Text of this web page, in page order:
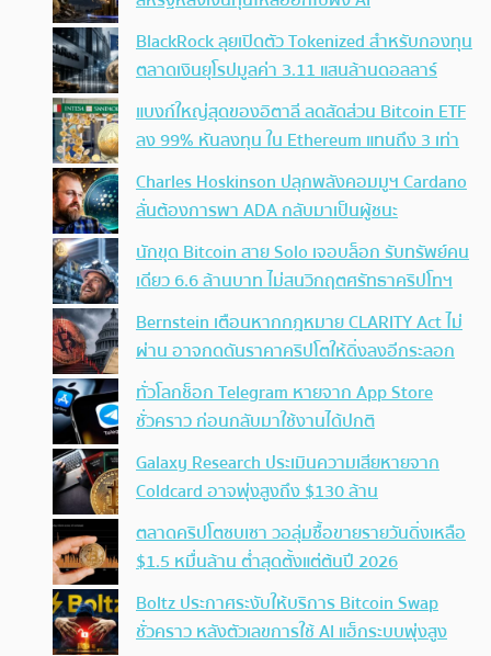
BlackRock ลุยเปิดตัว Tokenized สำหรับกองทุน
ตลาดเงินยุโรปมูลค่า 3.11 แสนล้านดอลลาร์
แบงก์ใหญ่สุดของอิตาลี ลดสัดส่วน Bitcoin ETF
ลง 99% หันลงทุน ใน Ethereum แทนถึง 3 เท่า
Charles Hoskinson ปลุกพลังคอมมูฯ Cardano
ลั่นต้องการพา ADA กลับมาเป็นผู้ชนะ
นักขุด Bitcoin สาย Solo เจอบล็อก รับทรัพย์คน
เดียว 6.6 ล้านบาท ไม่สนวิกฤตศรัทธาคริปโทฯ
Bernstein เตือนหากกฎหมาย CLARITY Act ไม่
ผ่าน อาจกดดันราคาคริปโตให้ดิ่งลงอีกระลอก
ทั่วโลกช็อก Telegram หายจาก App Store
ชั่วคราว ก่อนกลับมาใช้งานได้ปกติ
Galaxy Research ประเมินความเสียหายจาก
Coldcard อาจพุ่งสูงถึง $130 ล้าน
ตลาดคริปโตซบเซา วอลุ่มซื้อขายรายวันดิ่งเหลือ
$1.5 หมื่นล้าน ต่ำสุดตั้งแต่ต้นปี 2026
Boltz ประกาศระงับให้บริการ Bitcoin Swap
ชั่วคราว หลังตัวเลขการใช้ AI แฮ็กระบบพุ่งสูง